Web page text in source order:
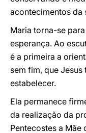
acontecimentos da
Maria torna-se
esperança. Ao
é a primeira a
sem fim, que
estabelecer.
Ela permanece
da realização da
Pentecostes a Mãe